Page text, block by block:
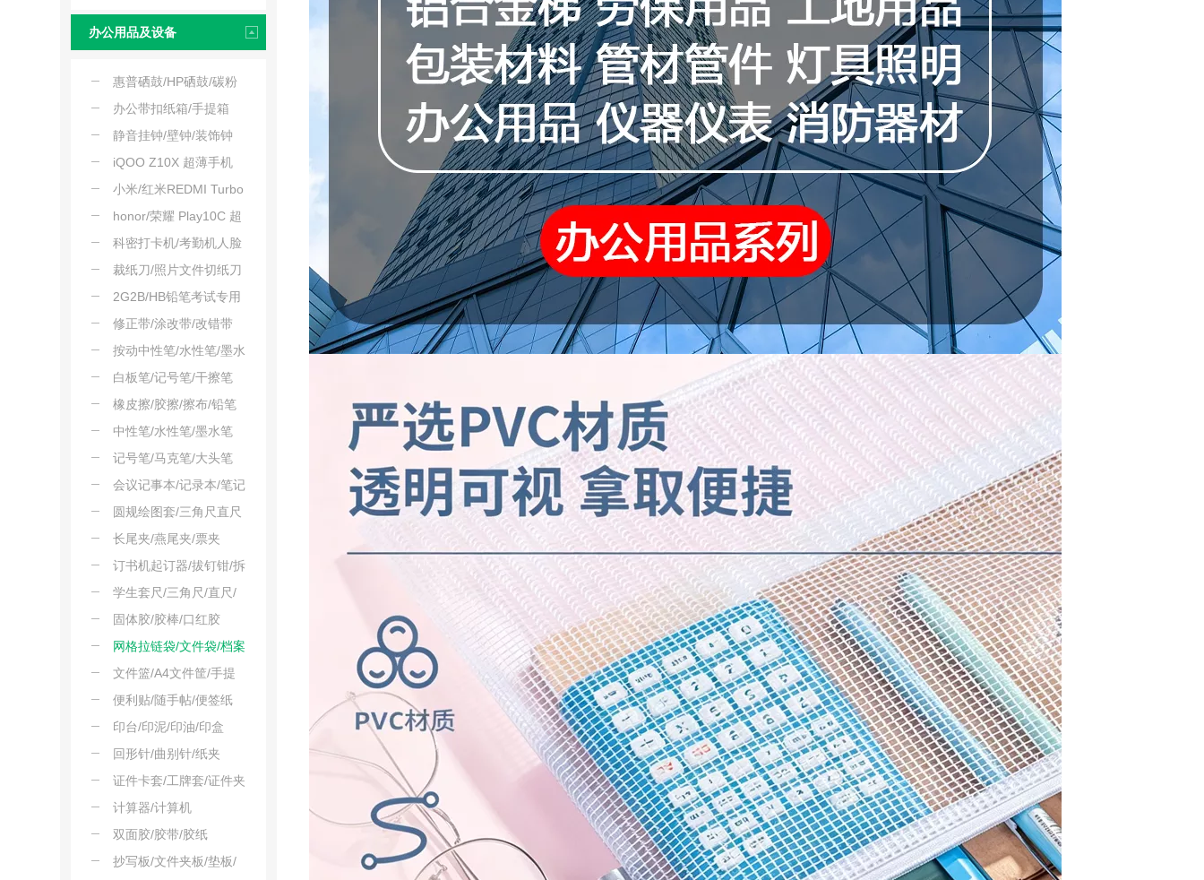
办公用品及设备
惠普硒鼓/HP硒鼓/碳粉
盒/墨粉盒/鼓粉盒
办公带扣纸箱/手提箱
静音挂钟/壁钟/装饰钟
iQOO Z10X 超薄手机
小米/红米REDMI Turbo
防水护眼手机
honor/荣耀 Play10C 超
长续航 5G全网通手机
抗摔防水
科密打卡机/考勤机人脸
打卡
裁纸刀/照片文件切纸刀
2G2B/HB铅笔考试专用
修正带/涂改带/改错带
按动中性笔/水性笔/墨水
笔
白板笔/记号笔/干擦笔
橡皮擦/胶擦/擦布/铅笔
擦
中性笔/水性笔/墨水笔
记号笔/马克笔/大头笔
会议记事本/记录本/笔记
本
圆规绘图套/三角尺直尺
角尺
长尾夹/燕尾夹/票夹
订书机起订器/拔钉钳/拆
钉器
学生套尺/三角尺/直尺/
角度尺
固体胶/胶棒/口红胶
网格拉链袋/文件袋/档案
袋
文件篮/A4文件筐/手提
框
便利贴/随手帖/便签纸
印台/印泥/印油/印盒
回形针/曲别针/纸夹
证件卡套/工牌套/证件夹
计算器/计算机
双面胶/胶带/胶纸
抄写板/文件夹板/垫板/